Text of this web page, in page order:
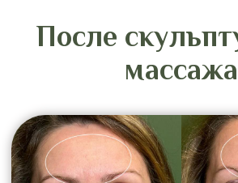
Запишитесь на
скульптурный массаж
лица в вашем городе